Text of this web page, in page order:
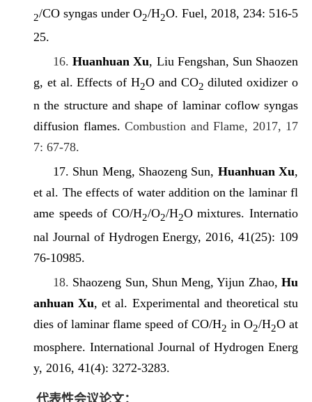
2/CO syngas under O2/H2O. Fuel, 2018, 234: 516-5
25.
16.Huanhuan Xu, Liu Fengshan, Sun Shaozen
g, et al. Effects of H2O and CO2 diluted oxidizer o
n the structure and shape of laminar coflow syngas
diffusion flames. Combustion and Flame, 2017, 17
7: 67-78.
17. Shun Meng, Shaozeng Sun, Huanhuan Xu,
et al. The effects of water addition on the laminar fl
ame speeds of CO/H2/O2/H2O mixtures. Internatio
nal Journal of Hydrogen Energy, 2016, 41(25): 109
76-10985.
18. Shaozeng Sun, Shun Meng, Yijun Zhao,Hu
anhuan Xu, et al. Experimental and theoretical stu
dies of laminar flame speed of CO/H2 in O2/H2O at
mosphere. International Journal of Hydrogen Energ
y, 2016, 41(4): 3272-3283.